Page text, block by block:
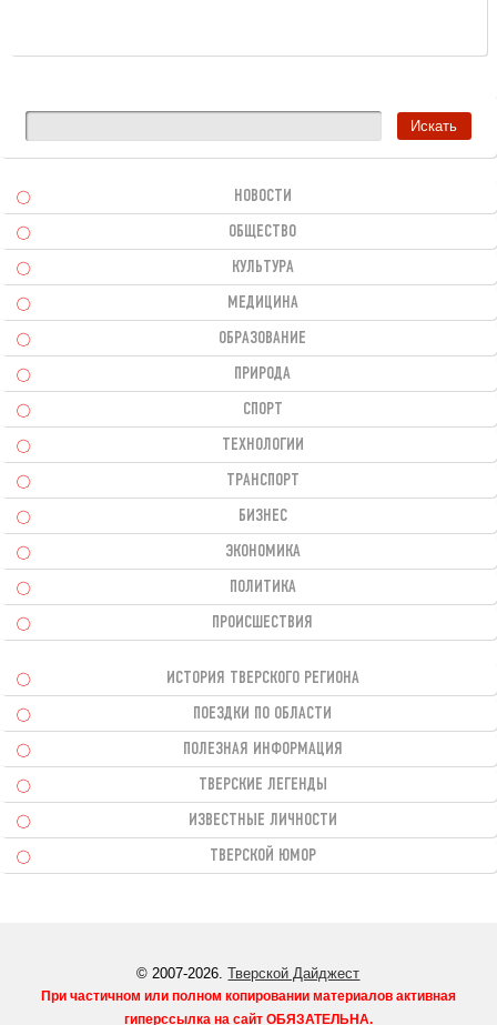
НОВОСТИ
ОБЩЕСТВО
КУЛЬТУРА
МЕДИЦИНА
ОБРАЗОВАНИЕ
ПРИРОДА
СПОРТ
ТЕХНОЛОГИИ
ТРАНСПОРТ
БИЗНЕС
ЭКОНОМИКА
ПОЛИТИКА
ПРОИСШЕСТВИЯ
ИСТОРИЯ ТВЕРСКОГО РЕГИОНА
ПОЕЗДКИ ПО ОБЛАСТИ
ПОЛЕЗНАЯ ИНФОРМАЦИЯ
ТВЕРСКИЕ ЛЕГЕНДЫ
ИЗВЕСТНЫЕ ЛИЧНОСТИ
ТВЕРСКОЙ ЮМОР
© 2007-2026.Тверской Дайджест
При частичном или полном копировании материалов активная
гиперссылка на сайт ОБЯЗАТЕЛЬНА.